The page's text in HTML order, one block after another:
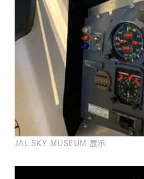
JAL SKY MUSEUM 展示